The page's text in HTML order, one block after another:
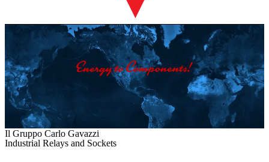
Il Gruppo Carlo Gavazzi
Industrial Relays and Sockets